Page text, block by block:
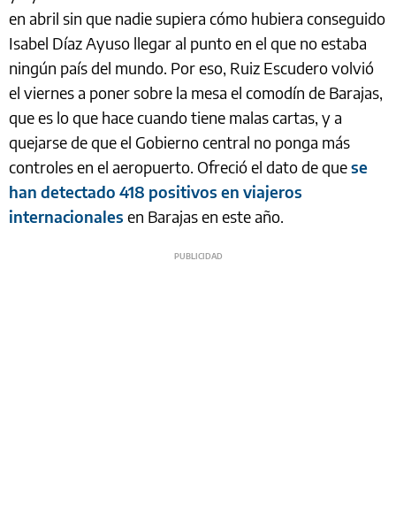
en abril sin que nadie supiera cómo hubiera conseguido
Isabel Díaz Ayuso llegar al punto en el que no estaba
ningún país del mundo. Por eso, Ruiz Escudero volvió
el viernes a poner sobre la mesa el comodín de Barajas,
que es lo que hace cuando tiene malas cartas, y a
quejarse de que el Gobierno central no ponga más
controles en el aeropuerto. Ofreció el dato de quese
han detectado 418 positivos en viajeros
internacionales en Barajas en este año.